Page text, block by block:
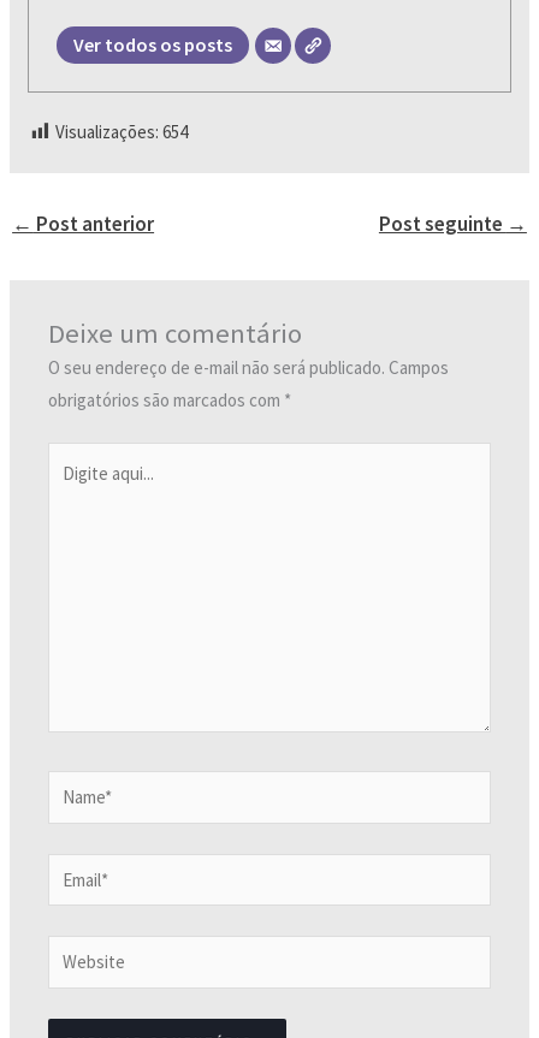
Ver todos os posts
Visualizações: 654
← Post anterior Post seguinte →
Deixe um comentário
O seu endereço de e-mail não será publicado. Campos
obrigatórios são marcados com *
aqui...
Name*
Email*
Website